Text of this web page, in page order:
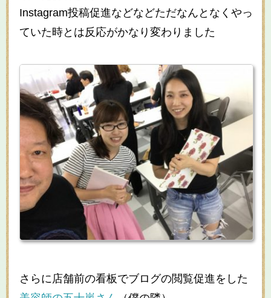
Instagram投稿促進などなどただなんとなくやっ
ていた時とは反応がかなり変わりました
さらに店舗前の看板でブログの閲覧促進をした